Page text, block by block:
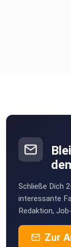
Schließe Dich
interessante
Redaktion,
Zur